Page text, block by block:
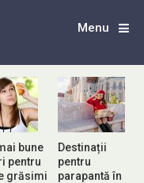
Menu
bune
pentru
grăsimi
Destinații
pentru
parapantă în